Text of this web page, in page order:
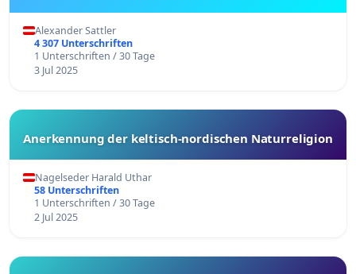
Alexander Sattler
4 307 Unterschriften
1 Unterschriften / 30 Tage
3 Jul 2025
Anerkennung der keltisch-nordischen Naturreligion
Nagelseder Harald Uthar
58 Unterschriften
1 Unterschriften / 30 Tage
2 Jul 2025